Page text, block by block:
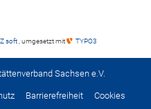
soft , umgesetzt mit TYPO3
Sachsen e.V.
Barrierefreiheit Cookies